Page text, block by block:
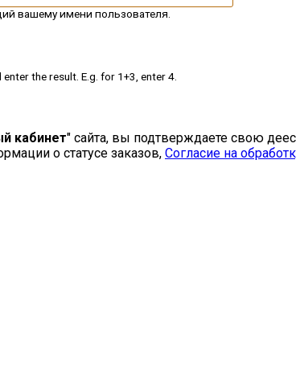
вашему имени пользователя.
the result. E.g. for 1+3, enter 4.
кабинет" сайта, вы подтверждаете свою
о статусе заказов, Согласие на